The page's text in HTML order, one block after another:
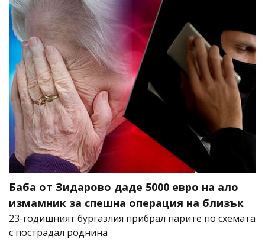
Баба от Зидарово даде 5000 евро на ало
измамник за спешна операция на близък
23-годишният бургазлия прибрал парите по схемата
с пострадал роднина